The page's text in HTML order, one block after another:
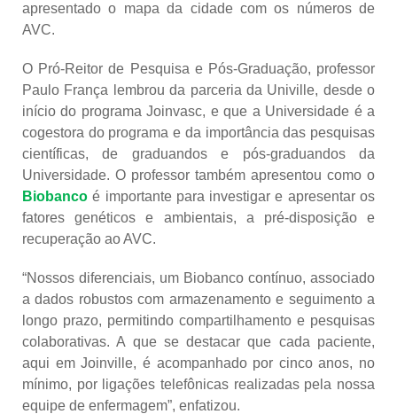
apresentado o mapa da cidade com os números de
AVC.
O Pró-Reitor de Pesquisa e Pós-Graduação, professor
Paulo França lembrou da parceria da Univille, desde o
início do programa Joinvasc, e que a Universidade é a
cogestora do programa e da importância das pesquisas
científicas, de graduandos e pós-graduandos da
Universidade. O professor também apresentou como o
Biobanco é importante para investigar e apresentar os
fatores genéticos e ambientais, a pré-disposição e
recuperação ao AVC.
“Nossos diferenciais, um Biobanco contínuo, associado
a dados robustos com armazenamento e seguimento a
longo prazo, permitindo compartilhamento e pesquisas
colaborativas. A que se destacar que cada paciente,
aqui em Joinville, é acompanhado por cinco anos, no
mínimo, por ligações telefônicas realizadas pela nossa
equipe de enfermagem”, enfatizou.